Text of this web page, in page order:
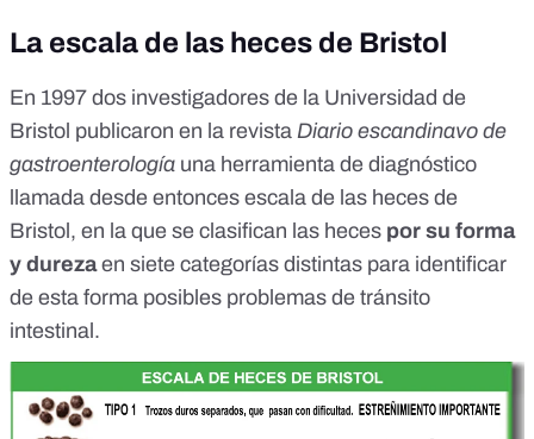
La escala de las heces de Bristol
En 1997 dos investigadores de la Universidad de
Bristol publicaron en la revista Diario escandinavo de
gastroenterología una herramienta de diagnóstico
llamada desde entonces escala de las heces de
Bristol , en la que se clasifican las heces por su forma
y durezaen siete categorías distintas para identificar
de esta forma posibles problemas de tránsito
intestinal.